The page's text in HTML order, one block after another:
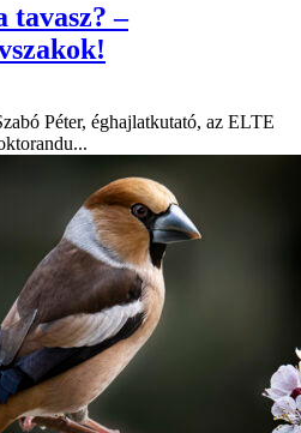
tavasz? –
Péter, éghajlatkutató, az ELTE